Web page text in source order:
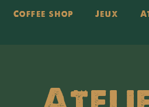
Coffee shop Jeux